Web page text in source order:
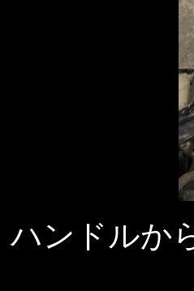
ハンドルか